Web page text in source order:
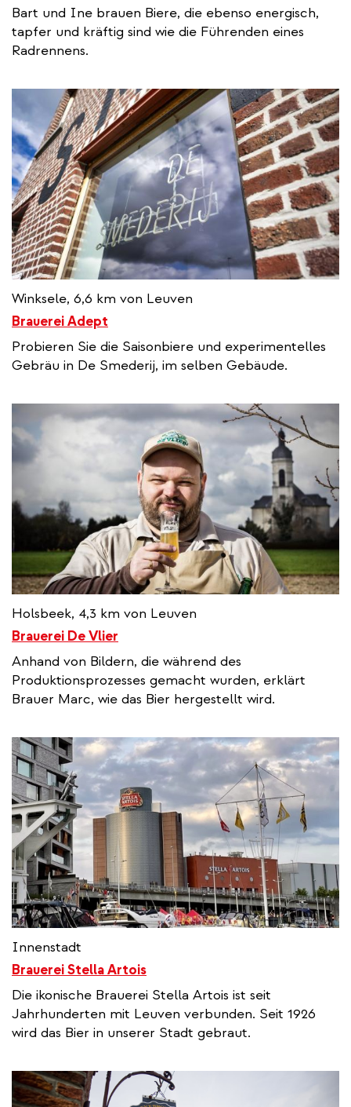
Bart und Ine brauen Biere, die ebenso energisch,
tapfer und kräftig sind wie die Führenden eines
Radrennens.
Winksele, 6,6 km von Leuven
Brauerei Adept
Probieren Sie die Saisonbiere und experimentelles
Gebräu in De Smederij, im selben Gebäude.
Holsbeek, 4,3 km von Leuven
Brauerei De Vlier
Anhand von Bildern, die während des
Produktionsprozesses gemacht wurden, erklärt
Brauer Marc, wie das Bier hergestellt wird.
Innenstadt
Brauerei Stella Artois
Die ikonische Brauerei Stella Artois ist seit
Jahrhunderten mit Leuven verbunden. Seit 1926
wird das Bier in unserer Stadt gebraut.